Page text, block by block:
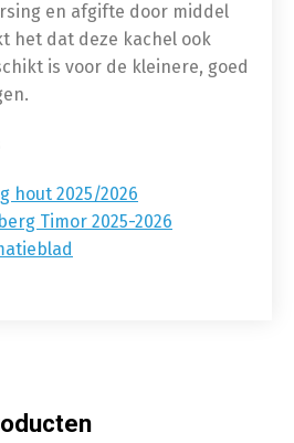
en afgifte door middel
het dat deze kachel ook
is voor de kleinere, goed
hout 2025/2026
Timor 2025-2026